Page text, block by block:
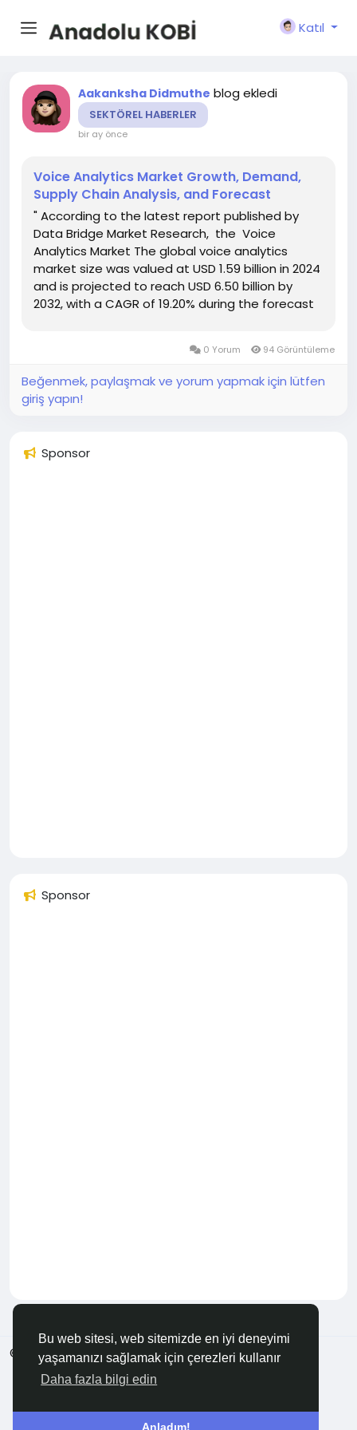
Bu web sitesi, web sitemizde en iyi deneyimi
yaşamanızı sağlamak için çerezleri kullanır
Daha fazla bilgi edin
Anladım!
Katıl
Aakanksha Didmuthe blog ekledi
SEKTÖREL HABERLER
bir ay önce
Voice Analytics Market Growth, Demand,
Supply Chain Analysis, and Forecast
" According to the latest report published by
Data Bridge Market Research, the Voice
Analytics Market The global voice analytics
market size was valued at USD 1.59 billion in 2024
and is projected to reach USD 6.50 billion by
2032, with a CAGR of 19.20% during the forecast
0 Yorum 94 Görüntüleme
Beğenmek, paylaşmak ve yorum yapmak için lütfen
giriş yapın!
Sponsor
Sponsor
© 2026 Anadolu KOBİ
Türkçe
Hakkında
Şartlar Gizlilik Bize Ulaşın